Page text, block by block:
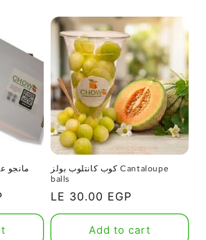
كوب كانتلوب بولز Cantaloupe
balls
Regular
price
LE 30.00 EGP
Add to cart